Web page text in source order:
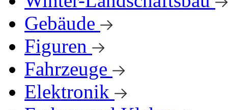
Gebäude
Figuren
Fahrzeuge
Elektronik